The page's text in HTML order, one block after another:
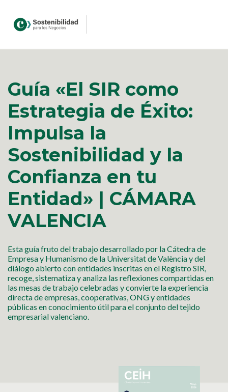
Guía «El SIR como
Estrategia de Éxito:
Impulsa la
Sostenibilidad y la
Confianza en tu
Entidad» | CÁMARA
VALENCIA
Esta guía fruto del trabajo desarrollado por la Cátedra de
Empresa y Humanismo de la Universitat de València y del
diálogo abierto con entidades inscritas en el Registro SIR,
recoge, sistematiza y analiza las reflexiones compartidas en
las mesas de trabajo celebradas y convierte la experiencia
directa de empresas, cooperativas, ONG y entidades
públicas en conocimiento útil para el conjunto del tejido
empresarial valenciano.